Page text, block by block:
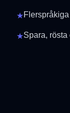
★
★Spara,